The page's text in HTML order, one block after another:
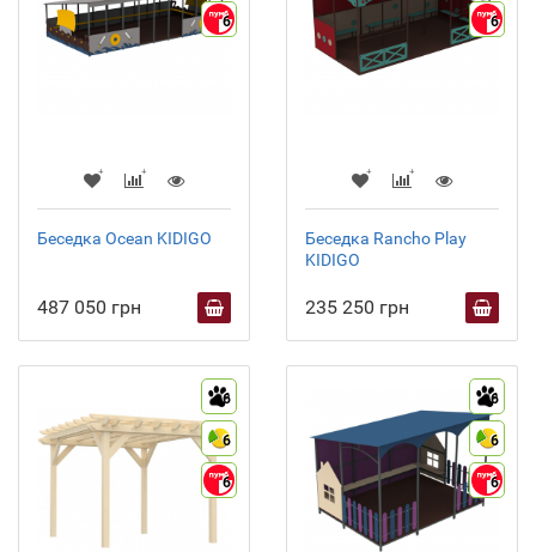
6
Беседка Ocean KIDIGO
487 050 грн
6
Беседка Rancho Play
KIDIGO
235 250 грн
6
6
6
6
6
6